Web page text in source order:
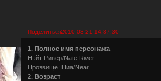
Поделиться2010-03-21 14:37:30
1. Полное имя персонажа
Нэйт Ривер/Nate River
Прозвище: Ниа/Near
2. Возраст